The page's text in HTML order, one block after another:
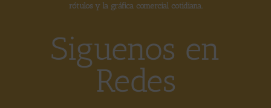
rótulos y la gráfica comercial cotidiana.
Siguenos en
Redes